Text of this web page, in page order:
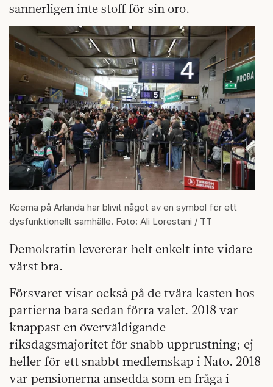
sannerligen inte stoff för sin oro.
Köerna på Arlanda har blivit något av en symbol för ett
dysfunktionellt samhälle. Foto: Ali Lorestani / TT
Demokratin levererar helt enkelt inte vidare
värst bra.
Försvaret visar också på de tvära kasten hos
partierna bara sedan förra valet. 2018 var
knappast en överväldigande
riksdagsmajoritet för snabb upprustning; ej
heller för ett snabbt medlemskap i Nato. 2018
var pensionerna ansedda som en fråga i